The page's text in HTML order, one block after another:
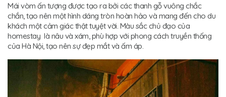
Mái vòm ấn tượng được tạo ra bởi các thanh gỗ vuông chắc
chắn, tạo nên một hình dáng tròn hoàn hảo và mang đến cho du
khách một cảm giác thật tuyệt vời. Màu sắc chủ đạo của
homestay là nâu và xám, phù hợp với phong cách truyền thống
của Hà Nội, tạo nên sự đẹp mắt và ấm áp.